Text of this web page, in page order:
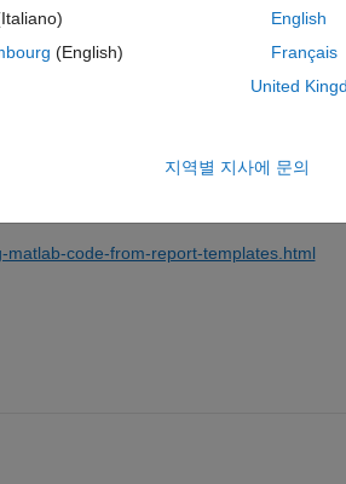
이 질문
공유
code-from-report-templates.html
(English)
English
Français
United
지역별 지사에 문의